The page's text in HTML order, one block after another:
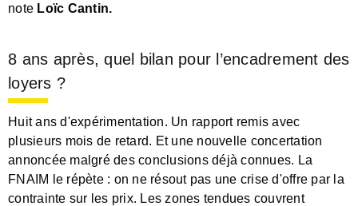
note Loïc Cantin.
8 ans après, quel bilan pour l’encadrement des
loyers ?
Huit ans d'expérimentation. Un rapport remis avec
plusieurs mois de retard. Et une nouvelle concertation
annoncée malgré des conclusions déjà connues. La
FNAIM le répète : on ne résout pas une crise d'offre par la
contrainte sur les prix. Les zones tendues couvrent